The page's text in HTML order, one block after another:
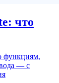
что
функциям,
— с